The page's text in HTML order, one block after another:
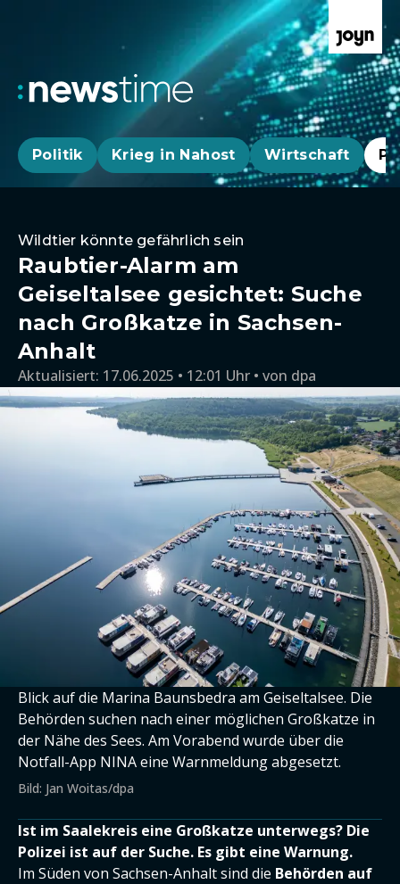
Politik Krieg in Nahost Wirtschaft
Wildtier könnte gefährlich sein
Raubtier-Alarm am
Geiseltalsee gesichtet: Suche
nach Großkatze in Sachsen-
Anhalt
Aktualisiert: 17.06.2025 • 12:01 Uhr von dpa
Blick auf die Marina Baunsbedra am Geiseltalsee. Die
Behörden suchen nach einer möglichen Großkatze in
der Nähe des Sees. Am Vorabend wurde über die
Notfall-App NINA eine Warnmeldung abgesetzt.
Bild: Jan Woitas/dpa
Ist im Saalekreis eine Großkatze unterwegs? Die
Polizei ist auf der Suche. Es gibt eine Warnung.
Im Süden von Sachsen-Anhalt sind die Behörden auf